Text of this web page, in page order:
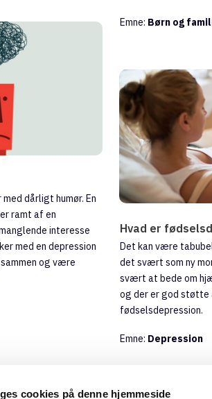
cookies på denne hjemmeside
Emne: Børn og
dårligt humør. En
ramt af en
interesse
med en depression
og være
Hvad er
Det kan være
det svært som ny
svært at bede om
og der er god støtte
fødselsdepression.
Emne: Depression